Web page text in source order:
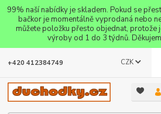
99% naší nabídky je skladem. Pokud se
bačkor je momentálně vyprodaná nebo
můžete položku přesto objednat, protože
výroby od 1 do 3 týdnů.
CZK
+420 412384749